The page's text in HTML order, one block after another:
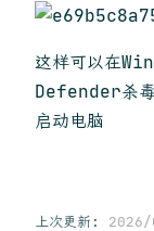
这样可以在
Defender杀毒
启动电脑
上次更新: